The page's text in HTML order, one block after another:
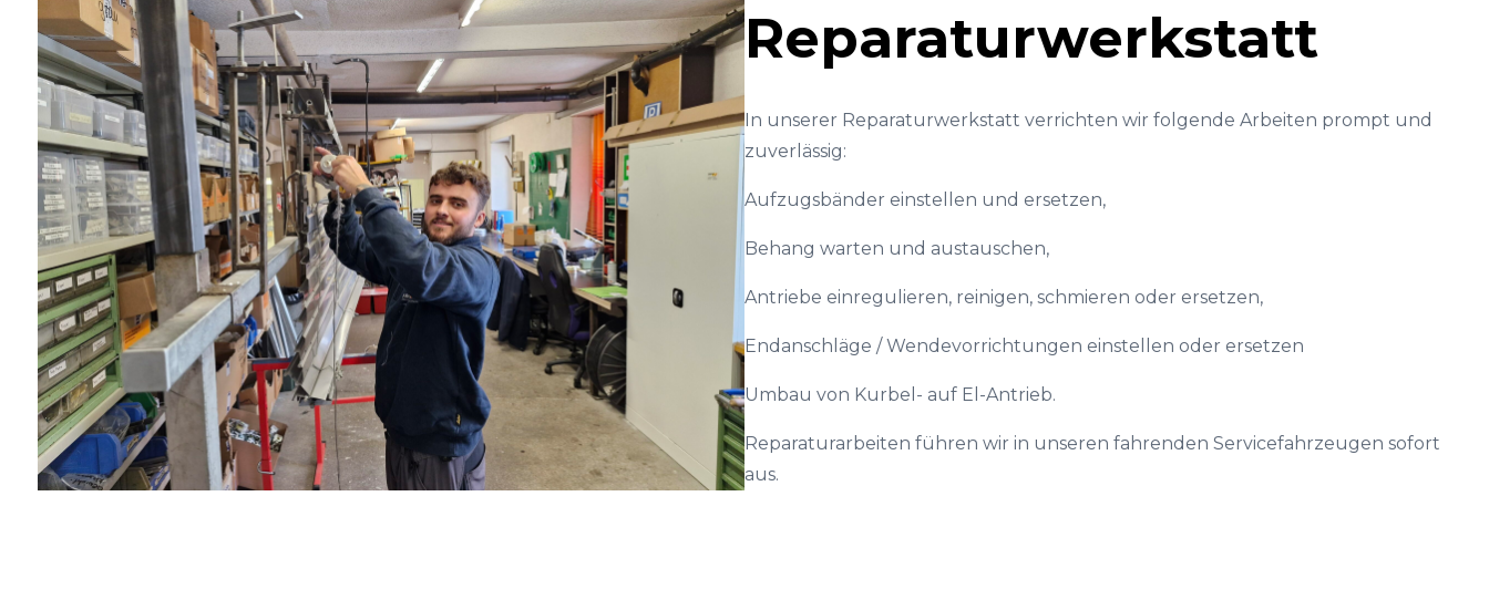
Reparaturwerkstatt
In unserer Reparaturwerkstatt verrichten wir folgende Arbeiten prompt und
zuverlässig:
Aufzugsbänder einstellen und ersetzen,
Behang warten und austauschen,
Antriebe einregulieren, reinigen, schmieren oder ersetzen,
Endanschläge / Wendevorrichtungen einstellen oder ersetzen
Umbau von Kurbel- auf El-Antrieb.
Reparaturarbeiten führen wir in unseren fahrenden Servicefahrzeugen sofort
aus.